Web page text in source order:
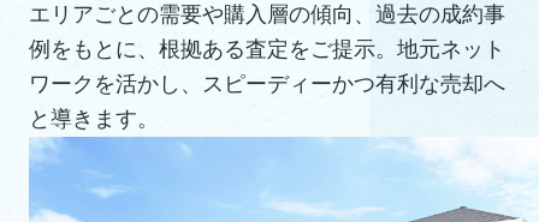
エリアごとの需要や購入層の傾向、過去の成約事
例をもとに、根拠ある査定をご提示。地元ネット
ワークを活かし、スピーディーかつ有利な売却へ
と導きます。